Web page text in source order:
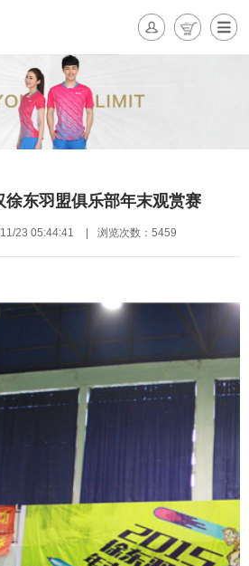
徐东羽盟俱乐部年末观赏赛
23 05:44:41 浏览次数：5459